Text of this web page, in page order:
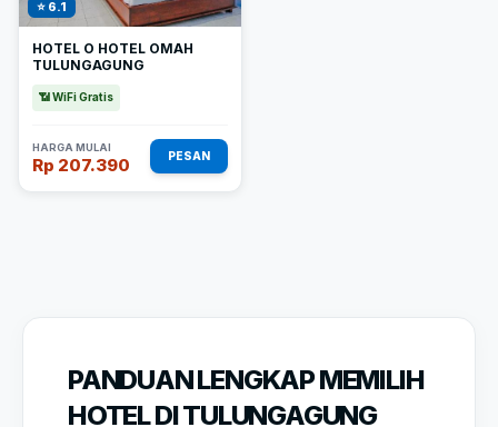
⭐ 6.1
HOTEL O HOTEL OMAH
TULUNGAGUNG
📶 WiFi Gratis
HARGA MULAI
Rp 207.390 PESAN
PANDUAN LENGKAP MEMILIH
HOTEL DI TULUNGAGUNG